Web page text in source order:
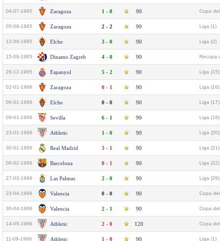
04-07-1965 Zaragoza 1 - 0 90 Copa
05-09-1965 Zaragoza 2 - 2 90 Liga (1)
12-09-1965 Elche 3 - 0 90 Liga (2)
15-09-1965 Dinamo Zagreb 4 - 0 90 Recopa
26-12-1965 Espanyol 5 - 2 90 Liga (15)
02-01-1966 Zaragoza 0 - 1 90 Liga (16)
06-01-1966 Elche 0 - 0 90 Liga (17)
09-01-1966 Sevilla 6 - 1 90 Liga (18)
23-01-1966 Athletic 1 - 0 90 Liga (20)
30-01-1966 Real Madrid 3 - 1 90 Liga (21)
06-02-1966 Barcelona 0 - 1 90 Liga (22)
27-03-1966 Las Palmas 2 - 0 90 Liga (29)
23-04-1966 Valencia 0 - 0 90 Copa
30-04-1966 Valencia 2 - 1 90 Copa
14-05-1966 Athletic 2 - 0 120 Copa
11-09-1966 Athletic 1 - 0 90 Liga (1)